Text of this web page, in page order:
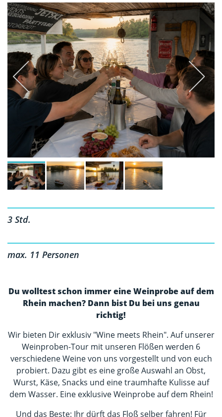
3 Std.
max. 11 Personen
Du wolltest schon immer eine Weinprobe auf dem
Rhein machen? Dann bist Du bei uns genau
richtig!
Wir bieten Dir exklusiv "Wine meets Rhein". Auf unserer
Weinproben-Tour mit unseren Flößen werden 6
verschiedene Weine von uns vorgestellt und von euch
probiert. Dazu gibt es eine große Auswahl an Obst,
Wurst, Käse, Snacks und eine traumhafte Kulisse auf
dem Wasser. Eine exklusive Weinprobe auf dem Rhein!
Und das Beste: Ihr dürft das Floß selber fahren! Für